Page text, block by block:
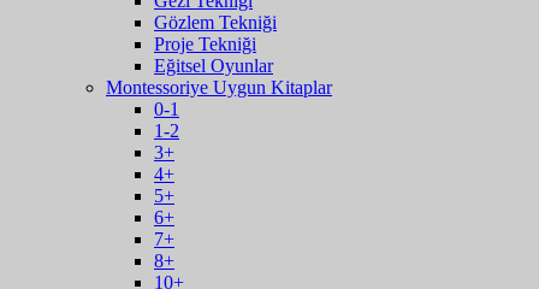
Gözlem Tekniği
Proje Tekniği
Eğitsel Oyunlar
Montessoriye Uygun Kitaplar
0-1
1-2
3+
4+
5+
6+
7+
8+
10+